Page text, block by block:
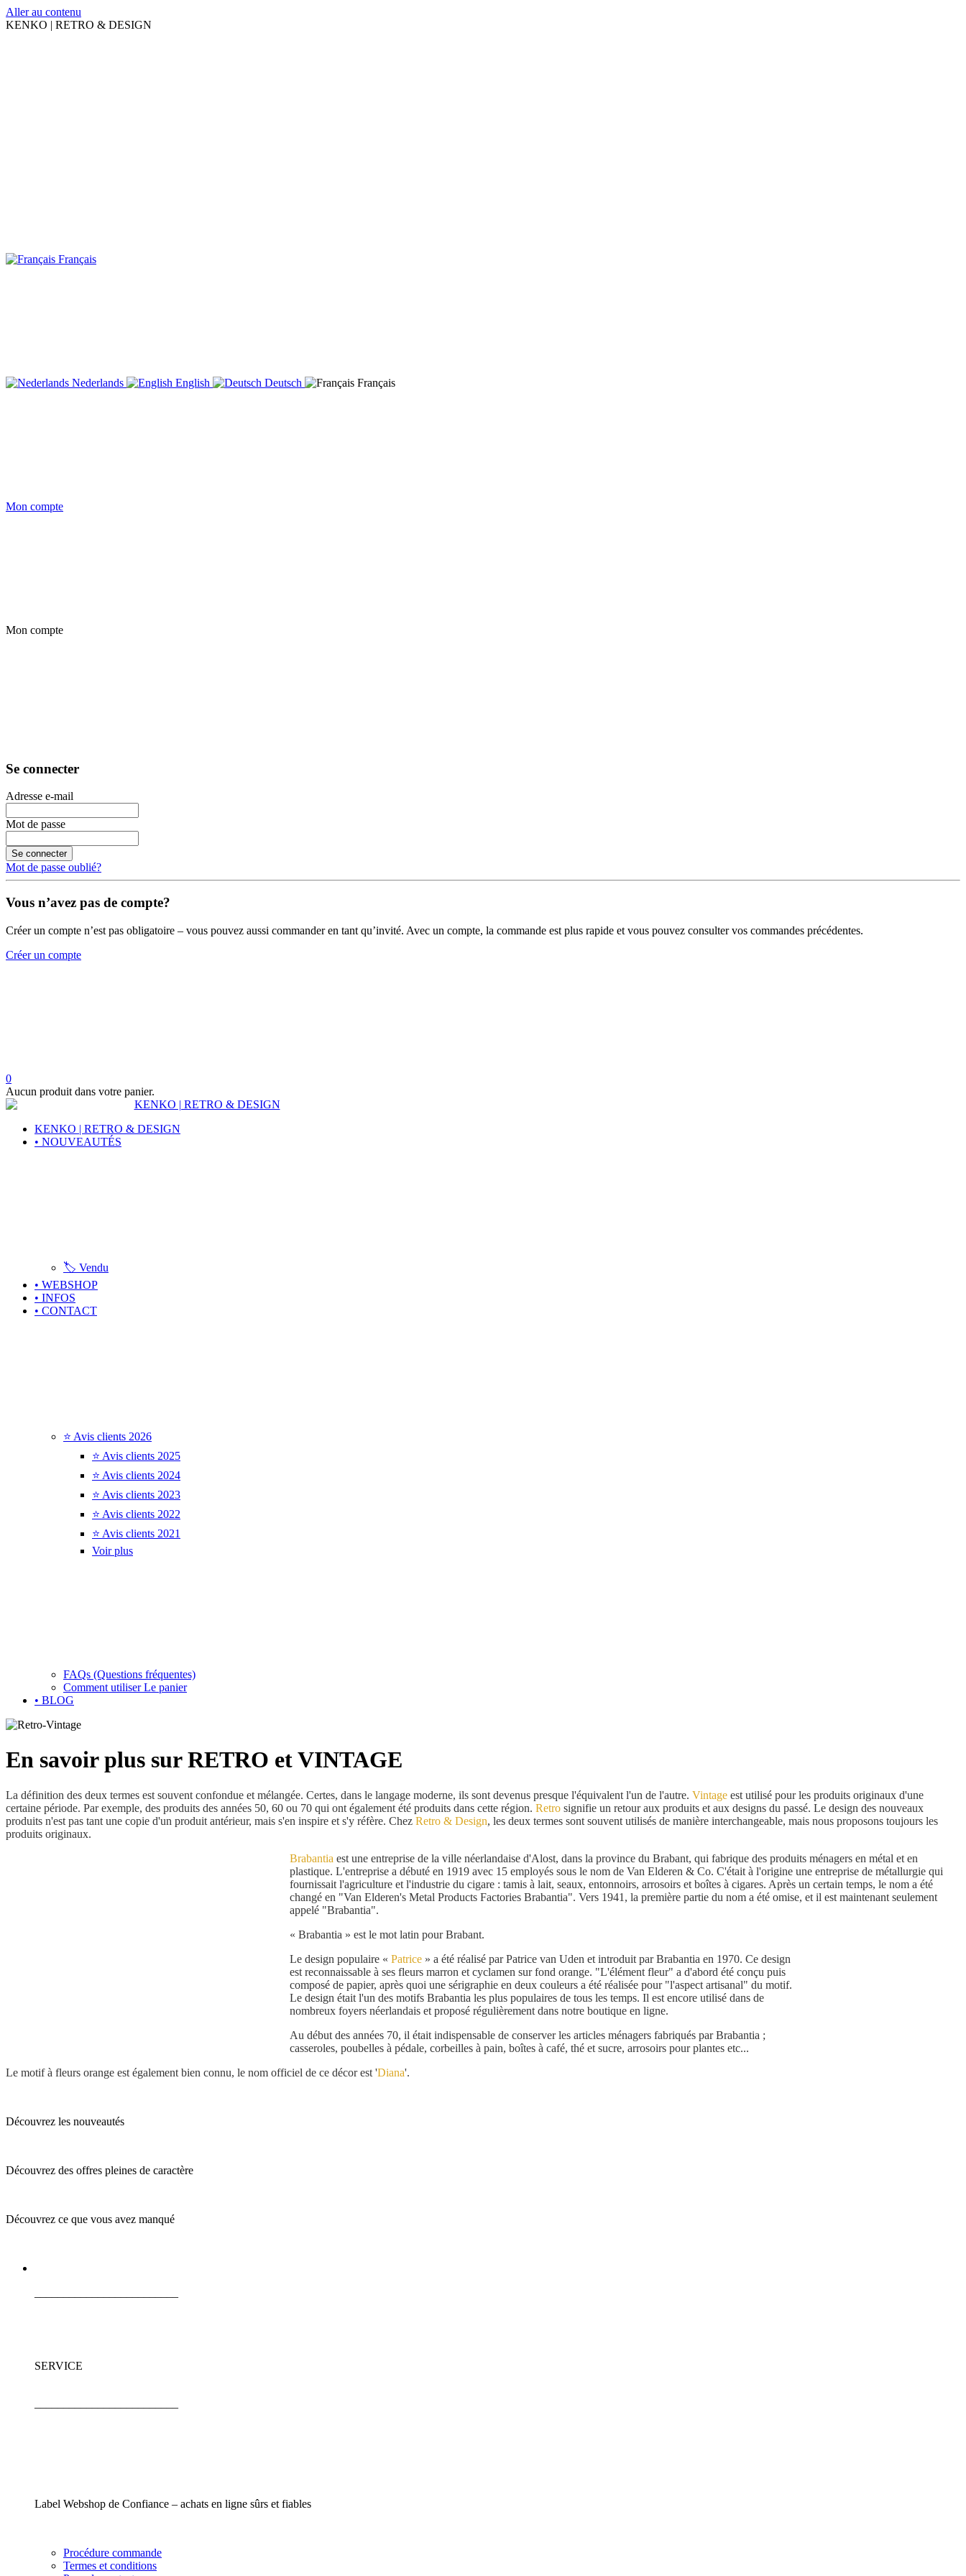
Aller au contenu
KENKO | RETRO & DESIGN
Français
Nederlands English Deutsch Français
Mon compte
Mon compte
Se connecter
Adresse e-mail
Mot de passe
Se connecter
Mot de passe oublié?
Vous n’avez pas de compte?
Créer un compte n’est pas obligatoire – vous pouvez aussi commander en tant qu’invité. Avec un compte, la commande est plus rapide et vous pouvez consulter vos commandes précédentes.
Créer un compte
0
Aucun produit dans votre panier.
KENKO | RETRO & DESIGN
• NOUVEAUTÉS
🏷️ Vendu
• WEBSHOP
• INFOS
• CONTACT
⭐ Avis clients 2026
⭐ Avis clients 2025
⭐ Avis clients 2024
⭐ Avis clients 2023
⭐ Avis clients 2022
⭐ Avis clients 2021
Voir plus
FAQs (Questions fréquentes)
Comment utiliser Le panier
• BLOG
En savoir plus sur RETRO et VINTAGE
La définition des deux termes est souvent confondue et mélangée. Certes, dans le langage moderne, ils sont devenus presque l'équivalent l'un de l'autre. Vintage est utilisé pour les produits originaux d'une
certaine période. Par exemple, des produits des années 50, 60 ou 70 qui ont également été produits dans cette région. Retro signifie un retour aux produits et aux designs du passé. Le design des nouveaux
produits n'est pas tant une copie d'un produit antérieur, mais s'en inspire et s'y réfère. Chez Retro & Design, les deux termes sont souvent utilisés de manière interchangeable, mais nous proposons toujours les
produits originaux.
Brabantia est une entreprise de la ville néerlandaise d'Alost, dans la province du Brabant, qui fabrique des produits ménagers en métal et en
plastique. L'entreprise a débuté en 1919 avec 15 employés sous le nom de Van Elderen & Co. C'était à l'origine une entreprise de métallurgie qui
fournissait l'agriculture et l'industrie du cigare : tamis à lait, seaux, entonnoirs, arrosoirs et boîtes à cigares. Après un certain temps, le nom a été
changé en "Van Elderen's Metal Products Factories Brabantia". Vers 1941, la première partie du nom a été omise, et il est maintenant seulement
appelé "Brabantia".
« Brabantia » est le mot latin pour Brabant.
Le design populaire « Patrice » a été réalisé par Patrice van Uden et introduit par Brabantia en 1970. Ce design
est reconnaissable à ses fleurs marron et cyclamen sur fond orange. "L'élément fleur" a d'abord été conçu puis
composé de papier, après quoi une sérigraphie en deux couleurs a été réalisée pour "l'aspect artisanal" du motif.
Le design était l'un des motifs Brabantia les plus populaires de tous les temps. Il est encore utilisé dans de
nombreux foyers néerlandais et proposé régulièrement dans notre boutique en ligne.
Au début des années 70, il était indispensable de conserver les articles ménagers fabriqués par Brabantia ;
casseroles, poubelles à pédale, corbeilles à pain, boîtes à café, thé et sucre, arrosoirs pour plantes etc...
Le motif à fleurs orange est également bien connu, le nom officiel de ce décor est 'Diana'.
Découvrez les nouveautés
Découvrez des offres pleines de caractère
Découvrez ce que vous avez manqué
SERVICE
Label Webshop de Confiance – achats en ligne sûrs et fiables
Procédure commande
Termes et conditions